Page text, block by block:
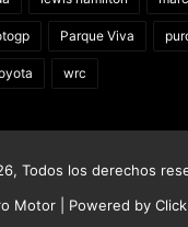
Parque Viva
wrc
Todos los derechos
Motor | Powered by